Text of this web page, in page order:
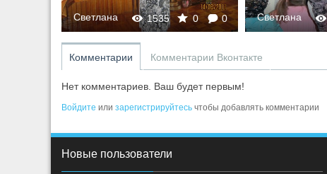
1535 0 0
Светлана Светлана
Комментарии Комментарии Вконтакте
Нет комментариев. Ваш будет первым!
Войдите или зарегистрируйтесь чтобы добавлять комментарии
Новые пользователи